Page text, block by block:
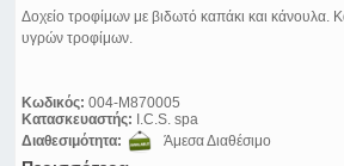
Δοχείο τροφίμων με βιδωτό καπάκι και κάνουλα.
υγρών τροφίμων.
Κωδικός: 004-M870005
Κατασκευαστής: I.C.S. spa
Διαθεσιμότητα:
Άμεσα Διαθέσιμο